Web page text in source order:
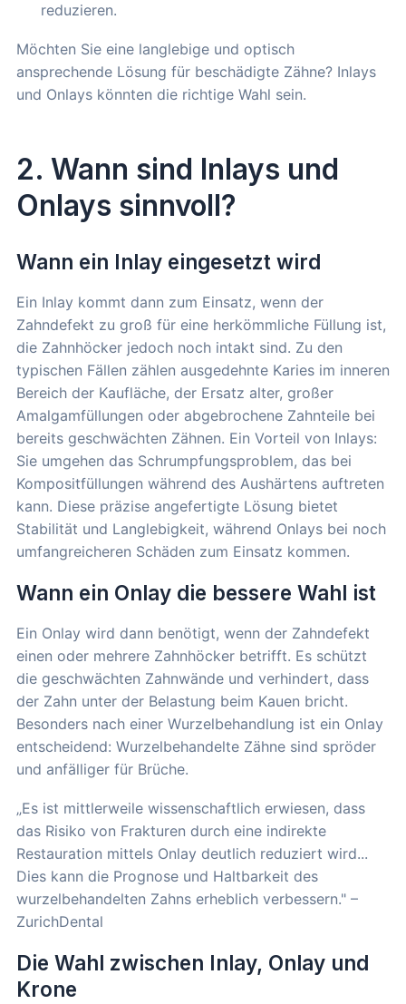
reduzieren.
Möchten Sie eine langlebige und optisch
ansprechende Lösung für beschädigte Zähne? Inlays
und Onlays könnten die richtige Wahl sein.
2. Wann sind Inlays und
Onlays sinnvoll?
Wann ein Inlay eingesetzt wird
Ein Inlay kommt dann zum Einsatz, wenn der
Zahndefekt zu groß für eine herkömmliche Füllung ist,
die Zahnhöcker jedoch noch intakt sind. Zu den
typischen Fällen zählen ausgedehnte Karies im inneren
Bereich der Kaufläche, der Ersatz alter, großer
Amalgamfüllungen oder abgebrochene Zahnteile bei
bereits geschwächten Zähnen. Ein Vorteil von Inlays:
Sie umgehen das Schrumpfungsproblem, das bei
Kompositfüllungen während des Aushärtens auftreten
kann. Diese präzise angefertigte Lösung bietet
Stabilität und Langlebigkeit, während Onlays bei noch
umfangreicheren Schäden zum Einsatz kommen.
Wann ein Onlay die bessere Wahl ist
Ein Onlay wird dann benötigt, wenn der Zahndefekt
einen oder mehrere Zahnhöcker betrifft. Es schützt
die geschwächten Zahnwände und verhindert, dass
der Zahn unter der Belastung beim Kauen bricht.
Besonders nach einer Wurzelbehandlung ist ein Onlay
entscheidend: Wurzelbehandelte Zähne sind spröder
und anfälliger für Brüche.
„Es ist mittlerweile wissenschaftlich erwiesen, dass
das Risiko von Frakturen durch eine indirekte
Restauration mittels Onlay deutlich reduziert wird...
Dies kann die Prognose und Haltbarkeit des
wurzelbehandelten Zahns erheblich verbessern." –
ZurichDental
Die Wahl zwischen Inlay, Onlay und
Krone